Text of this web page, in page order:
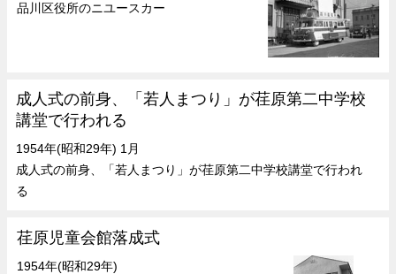
品川区役所のニユースカー
成人式の前身、「若人まつり」が荏原第二中学校
講堂で行われる
1954年(昭和29年) 1月
成人式の前身、「若人まつり」が荏原第二中学校講堂で行われ
る
荏原児童会館落成式
1954年(昭和29年)